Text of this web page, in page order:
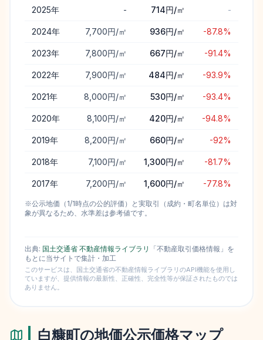
2025年 - 714円/㎡ -
2024年 7,700円/㎡ 936円/㎡ -87.8%
2023年 7,800円/㎡ 667円/㎡ -91.4%
2022年 7,900円/㎡ 484円/㎡ -93.9%
2021年 8,000円/㎡ 530円/㎡ -93.4%
2020年 8,100円/㎡ 420円/㎡ -94.8%
2019年 8,200円/㎡ 660円/㎡ -92%
2018年 7,100円/㎡ 1,300円/㎡ -81.7%
2017年 7,200円/㎡ 1,600円/㎡ -77.8%
※公示地価（1/1時点の公的評価）と実取引（成約・町名単位）は対
象が異なるため、水準差は参考値です。
出典: 国土交通省 不動産情報ライブラリ
「不動産取引価格情報」を
もとに当サイトで集計・加工
このサービスは、国土交通省の不動産情報ライブラリのAPI機能を使用し
ていますが、提供情報の最新性、正確性、完全性等が保証されたものでは
ありません。
白糠町の地価公示価格マップ